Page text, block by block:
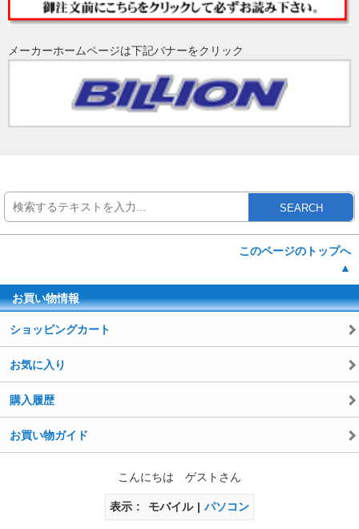
メーカーホームページは下記バナーをクリック
SEARCH
このページのトップへ
▲
お買い物情報
ショッピングカート
お気に入り
購入履歴
お買い物ガイド
こんにちは ゲストさん
表示 モバイル パソコン